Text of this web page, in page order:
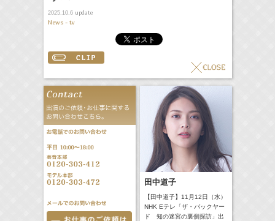
2025.10.6update
News - tv
田中道子
【田中道子】11月12日（水）
NHK Eテレ「ザ・バックヤー
ド 知の迷宮の裏側探訪」出